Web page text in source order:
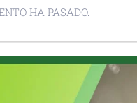
HA PASADO.